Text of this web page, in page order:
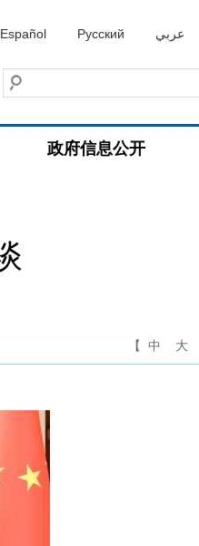
Español Русский عربي
政府信息公开
【 中 大